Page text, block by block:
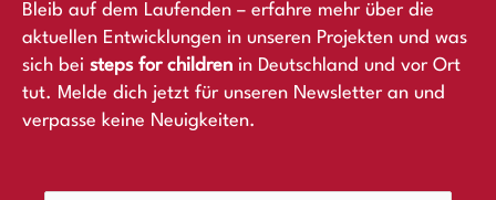
Bleib auf dem Laufenden – erfahre mehr über die
aktuellen Entwicklungen in unseren Projekten und was
sich bei steps for children in Deutschland und vor Ort
tut. Melde dich jetzt für unseren Newsletter an und
verpasse keine Neuigkeiten.